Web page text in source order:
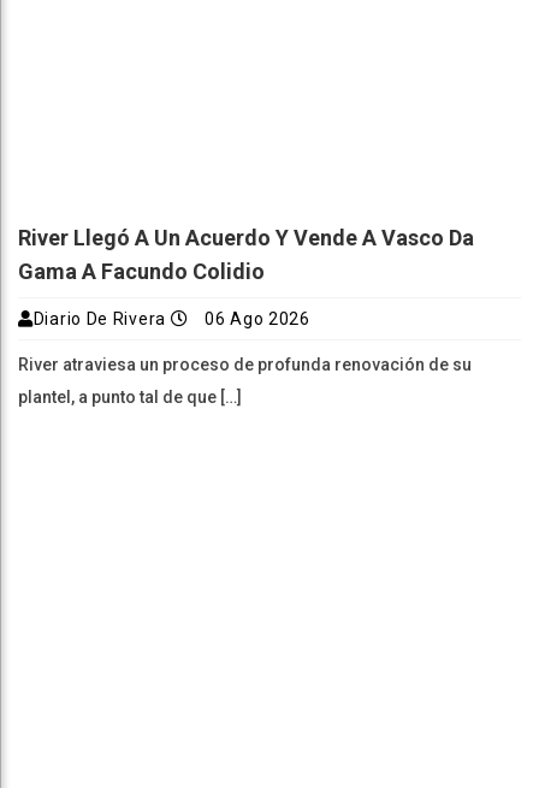
River Llegó A Un Acuerdo Y Vende A Vasco Da
Gama A Facundo Colidio
Diario De Rivera 06 Ago 2026
River atraviesa un proceso de profunda renovación de su
plantel, a punto tal de que […]